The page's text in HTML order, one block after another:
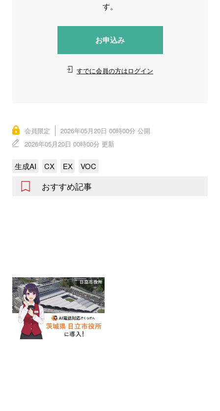
す。
お申込み
すでに会員の方はログイン
会員限定
2026年05月20日 00時00分 公開
2026年05月20日 00時00分 更新
生成AI CX EX VOC
おすすめ記事